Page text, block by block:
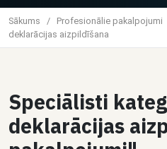
Sākums / Profesionālie pakalpojumi
deklarācijas aizpildīšana
Speciālisti
deklarācijas